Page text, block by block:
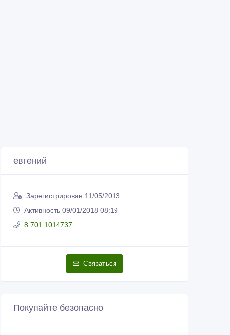
евгений
Зарегистрирован 11/05/2013
Активность 09/01/2018 08:19
8 701 1014737
Связаться
Покупайте безопасно